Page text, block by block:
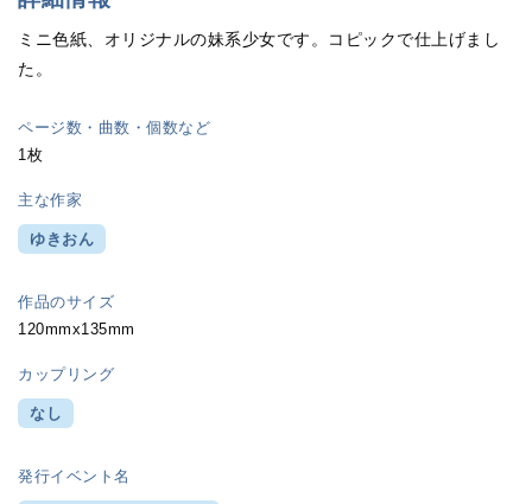
ミニ色紙、オリジナルの妹系少女です。コピックで仕上げまし
た。
ページ数・曲数・個数など
1枚
主な作家
ゆきおん
作品のサイズ
120mmx135mm
カップリング
なし
発行イベント名